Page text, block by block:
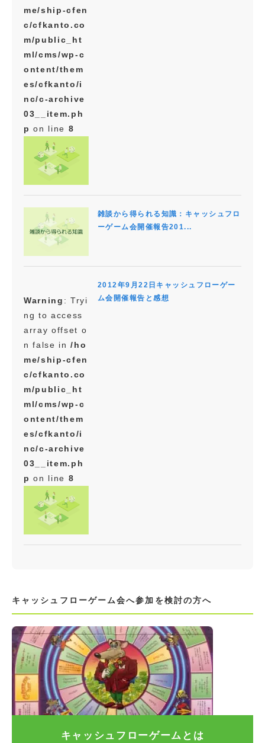
me/ship-cfen
c/cfkanto.co
m/public_ht
ml/cms/wp-c
ontent/them
es/cfkanto/i
nc/c-archive
03__item.ph
p on line 8
雑談から得られる知識：キャッシュフロ
ーゲーム会開催報告201...
Warning : Tryi
ng to access
array offset o
n false in/ho
me/ship-cfen
c/cfkanto.co
m/public_ht
ml/cms/wp-c
ontent/them
es/cfkanto/i
nc/c-archive
03__item.ph
p on line 8
2012年9月22日キャッシュフローゲー
ム会開催報告と感想
キャッシュフローゲーム会へ参加を検討の方へ
キャッシュフローゲームとは